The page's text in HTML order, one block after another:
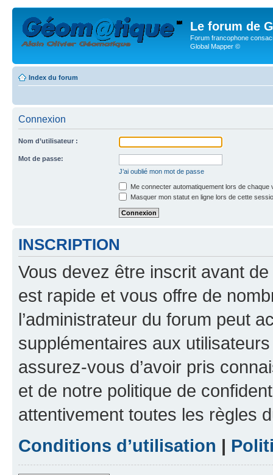
Le forum de
Forum francophone
Global Mapper ©
Index du forum
Connexion
Nom d’utilisateur :
Mot de passe:
J’ai oublié mon mot de passe
Me connecter automatiquement lors de chaque
Masquer mon statut en ligne lors de cette
INSCRIPTION
Vous devez être inscrit avant
est rapide et vous offre de
l’administrateur du forum peut
supplémentaires aux
assurez-vous d’avoir pris
et de notre politique de
attentivement toutes les règles
Conditions d’utilisation |